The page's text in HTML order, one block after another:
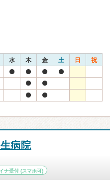
水 木 金 土 日 祝
病院
ナ受付 (スマホ可)